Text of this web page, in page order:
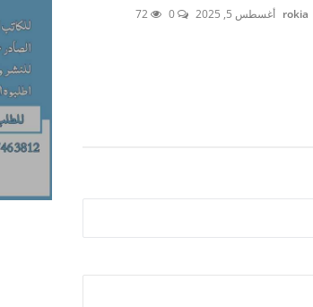
rokia أغسطس 5, 2025 0
72